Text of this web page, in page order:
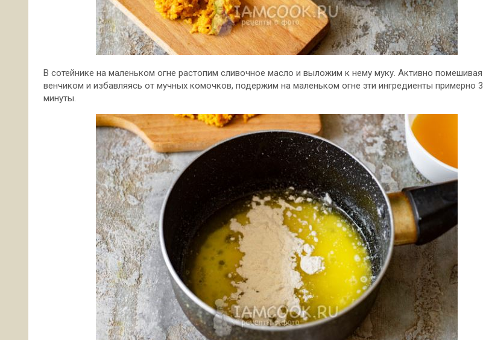
В сотейнике на маленьком огне растопим сливочное масло и выложим к нему муку. Активно помешивая
венчиком и избавляясь от мучных комочков, подержим на маленьком огне эти ингредиенты примерно 3
минуты.